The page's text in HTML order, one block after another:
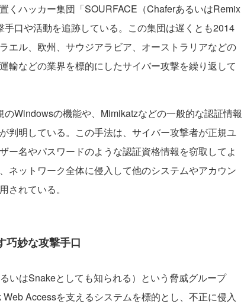
くハッカー集団「SOURFACE（ChaferあるいはRemix
口や活動を追跡している。この集団は遅くとも2014
エル、欧州、サウジアラビア、オーストラリアなどの
輸などの業界を標的にしたサイバー攻撃を繰り返して
Windowsの機能や、Mimikatzなどの一般的な認証情報
判明している。この手法は、サイバー攻撃者が正規ユ
ー名やパスワードのような認証資格情報を窃取してよ
ネットワーク全体に侵入して他のシステムやアカウン
されている。
巧妙な攻撃手口
いはSnakeとしても知られる）という脅威グループ
Accessを支えるシステムを標的とし、不正に侵入